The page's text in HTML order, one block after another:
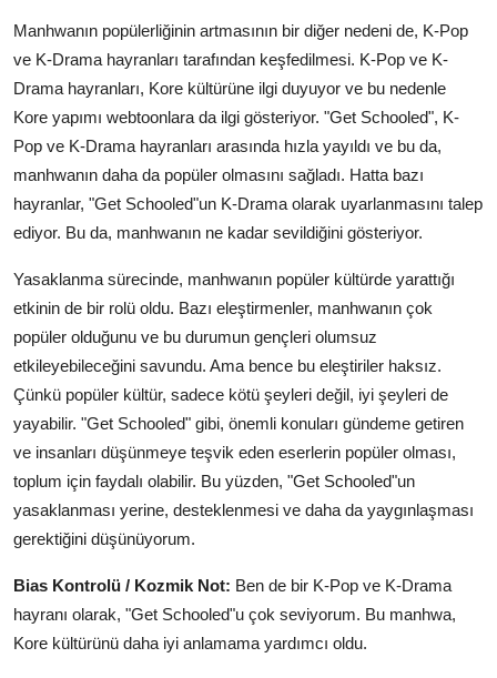
Manhwanın popülerliğinin artmasının bir diğer nedeni de, K-Pop
ve K-Drama hayranları tarafından keşfedilmesi. K-Pop ve K-
Drama hayranları, Kore kültürüne ilgi duyuyor ve bu nedenle
Kore yapımı webtoonlara da ilgi gösteriyor. "Get Schooled", K-
Pop ve K-Drama hayranları arasında hızla yayıldı ve bu da,
manhwanın daha da popüler olmasını sağladı. Hatta bazı
hayranlar, "Get Schooled"un K-Drama olarak uyarlanmasını talep
ediyor. Bu da, manhwanın ne kadar sevildiğini gösteriyor.
Yasaklanma sürecinde, manhwanın popüler kültürde yarattığı
etkinin de bir rolü oldu. Bazı eleştirmenler, manhwanın çok
popüler olduğunu ve bu durumun gençleri olumsuz
etkileyebileceğini savundu. Ama bence bu eleştiriler haksız.
Çünkü popüler kültür, sadece kötü şeyleri değil, iyi şeyleri de
yayabilir. "Get Schooled" gibi, önemli konuları gündeme getiren
ve insanları düşünmeye teşvik eden eserlerin popüler olması,
toplum için faydalı olabilir. Bu yüzden, "Get Schooled"un
yasaklanması yerine, desteklenmesi ve daha da yaygınlaşması
gerektiğini düşünüyorum.
Bias Kontrolü / Kozmik Not: Ben de bir K-Pop ve K-Drama
hayranı olarak, "Get Schooled"u çok seviyorum. Bu manhwa,
Kore kültürünü daha iyi anlamama yardımcı oldu.